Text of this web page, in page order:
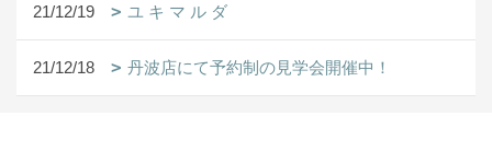
21/12/19 ユ キ マ ル ダ
21/12/18 丹波店にて予約制の見学会開催中！